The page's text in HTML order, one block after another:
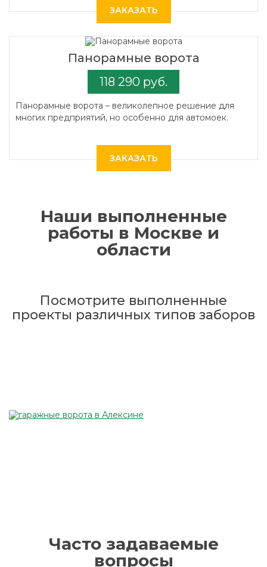
ЗАКАЗАТЬ
Панорамные ворота
118 290 руб.
Панорамные ворота – великолепное решение для
многих предприятий, но особенно для автомоек.
ЗАКАЗАТЬ
Наши выполненные
работы в Москве и
области
Посмотрите выполненные
проекты различных типов заборов
Часто задаваемые
вопросы